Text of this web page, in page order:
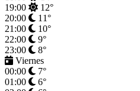
19:00
12°
20:00
11°
21:00
10°
22:00
9°
23:00
8°
Viernes
00:00
7°
01:00
6°